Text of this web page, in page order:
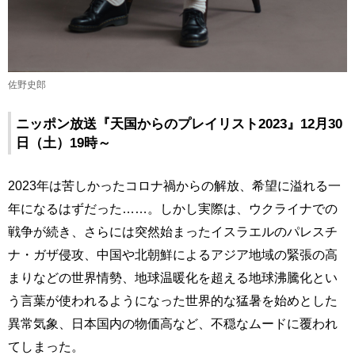
佐野史郎
ニッポン放送『天国からのプレイリスト2023』12月30
日（土）19時～
2023年は苦しかったコロナ禍からの解放、希望に溢れる一
年になるはずだった……。しかし実際は、ウクライナでの
戦争が続き、さらには突然始まったイスラエルのパレスチ
ナ・ガザ侵攻、中国や北朝鮮によるアジア地域の緊張の高
まりなどの世界情勢、地球温暖化を超える地球沸騰化とい
う言葉が使われるようになった世界的な猛暑を始めとした
異常気象、日本国内の物価高など、不穏なムードに覆われ
てしまった。